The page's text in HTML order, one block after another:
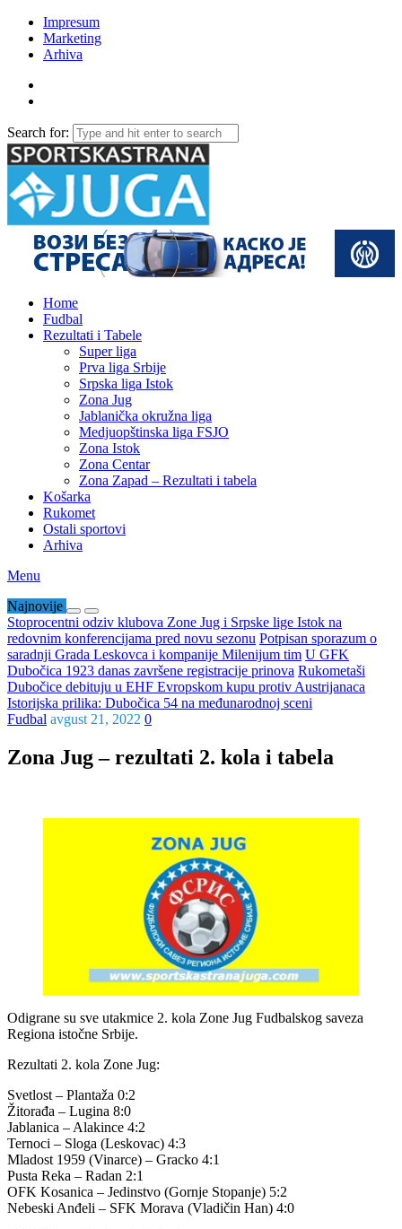
Impresum
Marketing
Arhiva
Search for:
Home
Fudbal
Rezultati i Tabele
Super liga
Prva liga Srbije
Srpska liga Istok
Zona Jug
Jablanička okružna liga
Medjuopštinska liga FSJO
Zona Istok
Zona Centar
Zona Zapad – Rezultati i tabela
Košarka
Rukomet
Ostali sportovi
Arhiva
Menu
Najnovije
Stoprocentni odziv klubova Zone Jug i Srpske lige Istok na
redovnim konferencijama pred novu sezonu Potpisan sporazum o
saradnji Grada Leskovca i kompanije Milenijum tim U GFK
Dubočica 1923 danas završene registracije prinova Rukometaši
Dubočice debituju u EHF Evropskom kupu protiv Austrijanaca
Istorijska prilika: Dubočica 54 na međunarodnoj sceni
Fudbal avgust 21, 2022 0
Zona Jug – rezultati 2. kola i tabela
Odigrane su sve utakmice 2. kola Zone Jug Fudbalskog saveza
Regiona istočne Srbije.
Rezultati 2. kola Zone Jug:
Svetlost – Plantaža 0:2
Žitorađa – Lugina 8:0
Jablanica – Alakince 4:2
Ternoci – Sloga (Leskovac) 4:3
Mladost 1959 (Vinarce) – Gracko 4:1
Pusta Reka – Radan 2:1
OFK Kosanica – Jedinstvo (Gornje Stopanje) 5:2
Nebeski Anđeli – SFK Morava (Vladičin Han) 4:0